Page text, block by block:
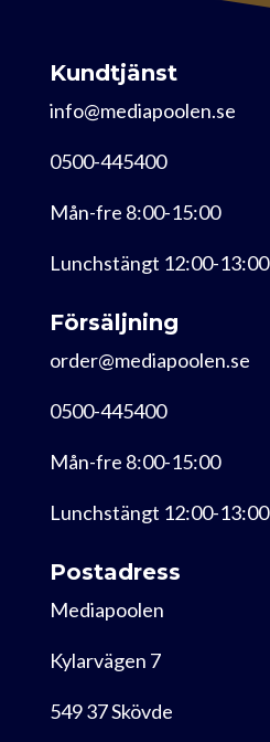
Kundtjänst
info@mediapoolen.se
0500-445400
Mån-fre 8:00-15:00
Lunchstängt 12:00-13:00
Försäljning
order@mediapoolen.se
0500-445400
Mån-fre 8:00-15:00
Lunchstängt 12:00-13:00
Postadress
Mediapoolen
Kylarvägen 7
549 37 Skövde